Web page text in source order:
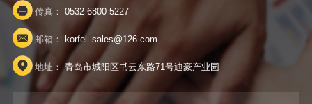
传真： 0532-6800 5227
邮箱： korfel_sales@126.com
地址：青岛市城阳区书云东路71号迪豪产业园